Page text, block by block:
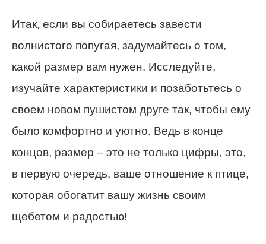
Итак, если вы собираетесь завести
волнистого попугая, задумайтесь о том,
какой размер вам нужен. Исследуйте,
изучайте характеристики и позаботьтесь о
своем новом пушистом друге так, чтобы ему
было комфортно и уютно. Ведь в конце
концов, размер – это не только цифры, это,
в первую очередь, ваше отношение к птице,
которая обогатит вашу жизнь своим
щебетом и радостью!